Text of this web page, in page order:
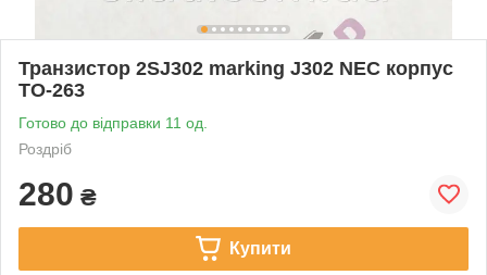
Транзистор 2SJ302 marking J302 NEC корпус
TO-263
Готово до відправки 11 од.
Роздріб
280 ₴
Купити